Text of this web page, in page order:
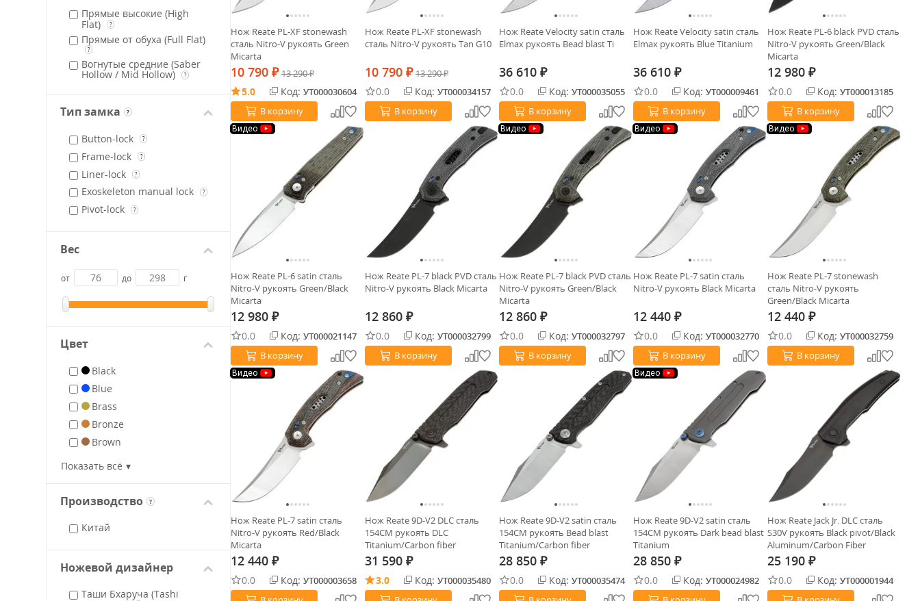
Upswept-point ?
Wharncliffe ?
Прямые высокие (High
Flat)
?
Прямые от обуха (Full Flat)
?
Вогнутые средние (Saber
Hollow / Mid Hollow)
?
Тип замка ?
Button-lock ?
Frame-lock ?
Liner-lock ?
Exoskeleton manual lock ?
Pivot-lock ?
Вес
от до г
Цвет
Black
Blue
Brass
Bronze
Brown
Jade
Orange
Olive Drab
Показать всё
Производство ?
Китай
Ножевой дизайнер
Таши Бхаруча (Tashi
Нож Reate PL-XF stonewash
сталь Nitro-V рукоять Green
Micarta
10 790 ₽ 13 290₽
5.0 Код: УТ000030604
В корзину
Нож Reate PL-XF stonewash
сталь Nitro-V рукоять Tan G10
10 790 ₽ 13 290₽
0.0 Код: УТ000034157
В корзину
Нож Reate Velocity satin сталь
Elmax рукоять Bead blast Ti
36 610 ₽
0.0 Код: УТ000035055
В корзину
Нож Reate Velocity satin сталь
Elmax рукоять Blue Titanium
36 610 ₽
0.0 Код: УТ000009461
В корзину
Нож Reate PL-6 black PVD сталь
Nitro-V рукоять Green/Black
Micarta
12 980 ₽
0.0 Код: УТ000013185
В корзину
Видео
Нож Reate PL-6 satin сталь
Nitro-V рукоять Green/Black
Micarta
12 980 ₽
0.0 Код: УТ000021147
В корзину
Нож Reate PL-7 black PVD сталь
Nitro-V рукоять Black Micarta
12 860 ₽
0.0 Код: УТ000032799
В корзину
Видео
Нож Reate PL-7 black PVD сталь
Nitro-V рукоять Green/Black
Micarta
12 860 ₽
0.0 Код: УТ000032797
В корзину
Видео
Нож Reate PL-7 satin сталь
Nitro-V рукоять Black Micarta
12 440 ₽
0.0 Код: УТ000032770
В корзину
Видео
Нож Reate PL-7 stonewash
сталь Nitro-V рукоять
Green/Black Micarta
12 440 ₽
0.0 Код: УТ000032759
В корзину
Видео
Нож Reate PL-7 satin сталь
Nitro-V рукоять Red/Black
Micarta
12 440 ₽
0.0 Код: УТ000003658
Нож Reate 9D-V2 DLC сталь
154CM рукоять DLC
Titanium/Carbon fiber
31 590 ₽
3.0 Код: УТ000035480
Нож Reate 9D-V2 satin сталь
154CM рукоять Bead blast
Titanium/Carbon fiber
28 850 ₽
0.0 Код: УТ000035474
Видео
Нож Reate 9D-V2 satin сталь
154CM рукоять Dark bead blast
Titanium
28 850 ₽
0.0 Код: УТ000024982
Нож Reate Jack Jr. DLC сталь
S30V рукоять Black pivot/Black
Aluminum/Carbon Fiber
25 190 ₽
0.0 Код: УТ000001944